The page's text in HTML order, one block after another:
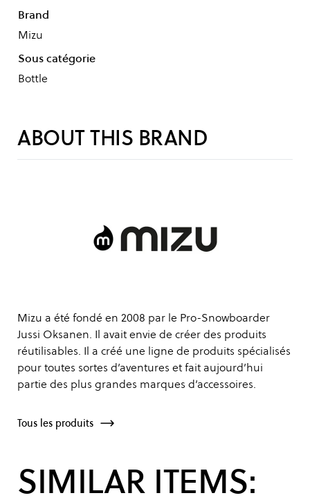
Brand
Mizu
Sous catégorie
Bottle
ABOUT THIS BRAND
Mizu a été fondé en 2008 par le Pro-Snowboarder
Jussi Oksanen. Il avait envie de créer des produits
réutilisables. Il a créé une ligne de produits spécialisés
pour toutes sortes d’aventures et fait aujourd’hui
partie des plus grandes marques d’accessoires.
Tous les produits
SIMILAR ITEMS: